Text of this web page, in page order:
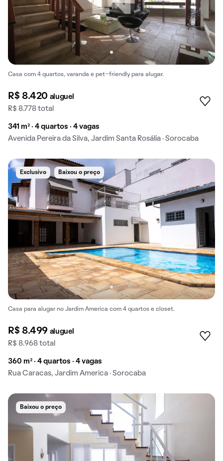
Casa com 4 quartos, varanda e pet-friendly para alugar.
R$ 8.420 aluguel
R$ 8.778 total
341 m² · 4 quartos · 4 vagas
Avenida Pereira da Silva, Jardim Santa Rosália · Sorocaba
Exclusivo Baixou o preço
Casa para alugar no Jardim America com 4 quartos e closet.
R$ 8.499 aluguel
R$ 8.968 total
360 m² · 4 quartos · 4 vagas
Rua Caracas, Jardim America · Sorocaba
Baixou o preço